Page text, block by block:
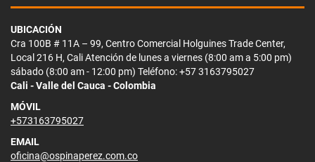
UBICACIÓN
Cra 100B # 11A – 99, Centro Comercial Holguines Trade Center,
Local 216 H, Cali Atención de lunes a viernes (8:00 am a 5:00 pm)
sábado (8:00 am - 12:00 pm) Teléfono: +57 3163795027
Cali - Valle del Cauca - Colombia
MÓVIL
+573163795027
EMAIL
oficina@ospinaperez.com.co